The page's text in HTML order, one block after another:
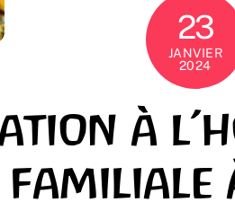
23
JANVIER
2024
à
familiale